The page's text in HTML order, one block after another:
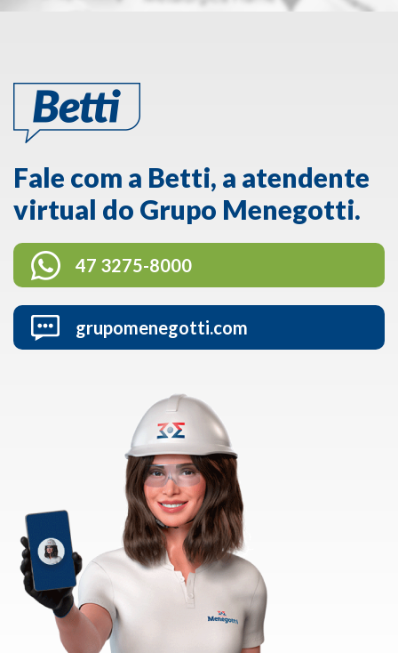
Fale com a Betti, a atendente
virtual do Grupo Menegotti.
47 3275-8000
grupomenegotti.com